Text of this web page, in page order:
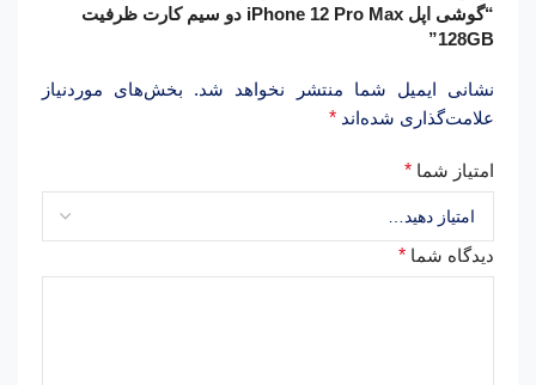
“گوشی اپل iPhone 12 Pro Max دو سیم‌ کارت ظرفیت
128GB”
نشانی ایمیل شما منتشر نخواهد شد.
بخش‌های موردنیاز
علامت‌گذاری شده‌اند *
امتیاز شما *
دیدگاه شما *